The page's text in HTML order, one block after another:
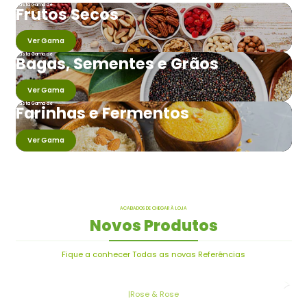
Vasta Gama de
Frutos Secos
Ver Gama
Vasta Gama de
Bagas, Sementes e Grãos
Ver Gama
Vasta Gama de
Farinhas e Fermentos
Ver Gama
ACABADOS DE CHEGAR À LOJA
Novos Produtos
Fique a conhecer Todas as novas Referências
|Rose & Rose